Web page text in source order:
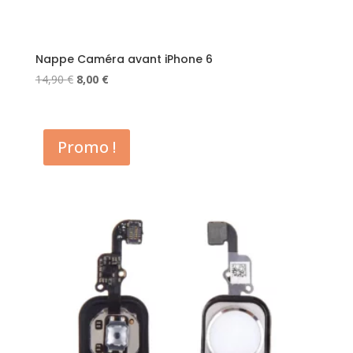
Nappe Caméra avant iPhone 6
14,90€ Le
était :
14,90 €.
8,00 €Le
est :
8,00 €.
Promo !